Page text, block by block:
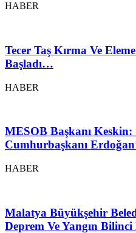
HABER
Tecer Taş Kırma Ve
Başladı…
HABER
MESOB Başkanı Keskin:
Cumhurbaşkanı
HABER
Malatya Büyükşehir
Deprem Ve Yangın